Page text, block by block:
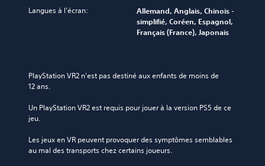
Langues à l'écran:
Allemand, Anglais, Chinois -
simplifié, Coréen, Espagnol,
Français (France), Japonais
PlayStation VR2 n'est pas destiné aux enfants de moins de
12 ans.
Un PlayStation VR2 est requis pour jouer à la version PS5 de ce
jeu.
Les jeux en VR peuvent provoquer des symptômes semblables
au mal des transports chez certains joueurs.